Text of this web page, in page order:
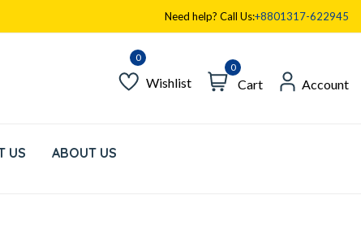
Need help? Call Us:+8801317-622945
Wishlist
0
Cart Account
US ABOUT US